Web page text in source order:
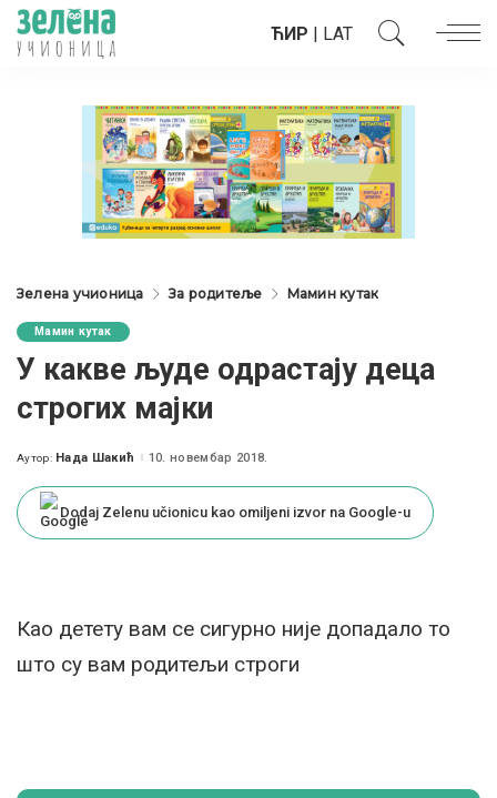
ЋИР | LAT
Зелена учионица За родитеље Мамин кутак
Мамин кутак
У какве људе одрастају деца
строгих мајки
Posted
Аутор: Нада Шакић 10. новембар 2018.
Dodaj Zelenu učionicu kao omiljeni izvor na Google-u
Као детету вам се сигурно није допадало то
што су вам родитељи строги